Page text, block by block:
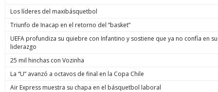
Los líderes del maxibásquetbol
Triunfo de Inacap en el retorno del “basket”
UEFA profundiza su quiebre con Infantino y sostiene que ya no confía en su
liderazgo
25 mil hinchas con Vozinha
La “U” avanzó a octavos de final en la Copa Chile
Air Express muestra su chapa en el básquetbol laboral